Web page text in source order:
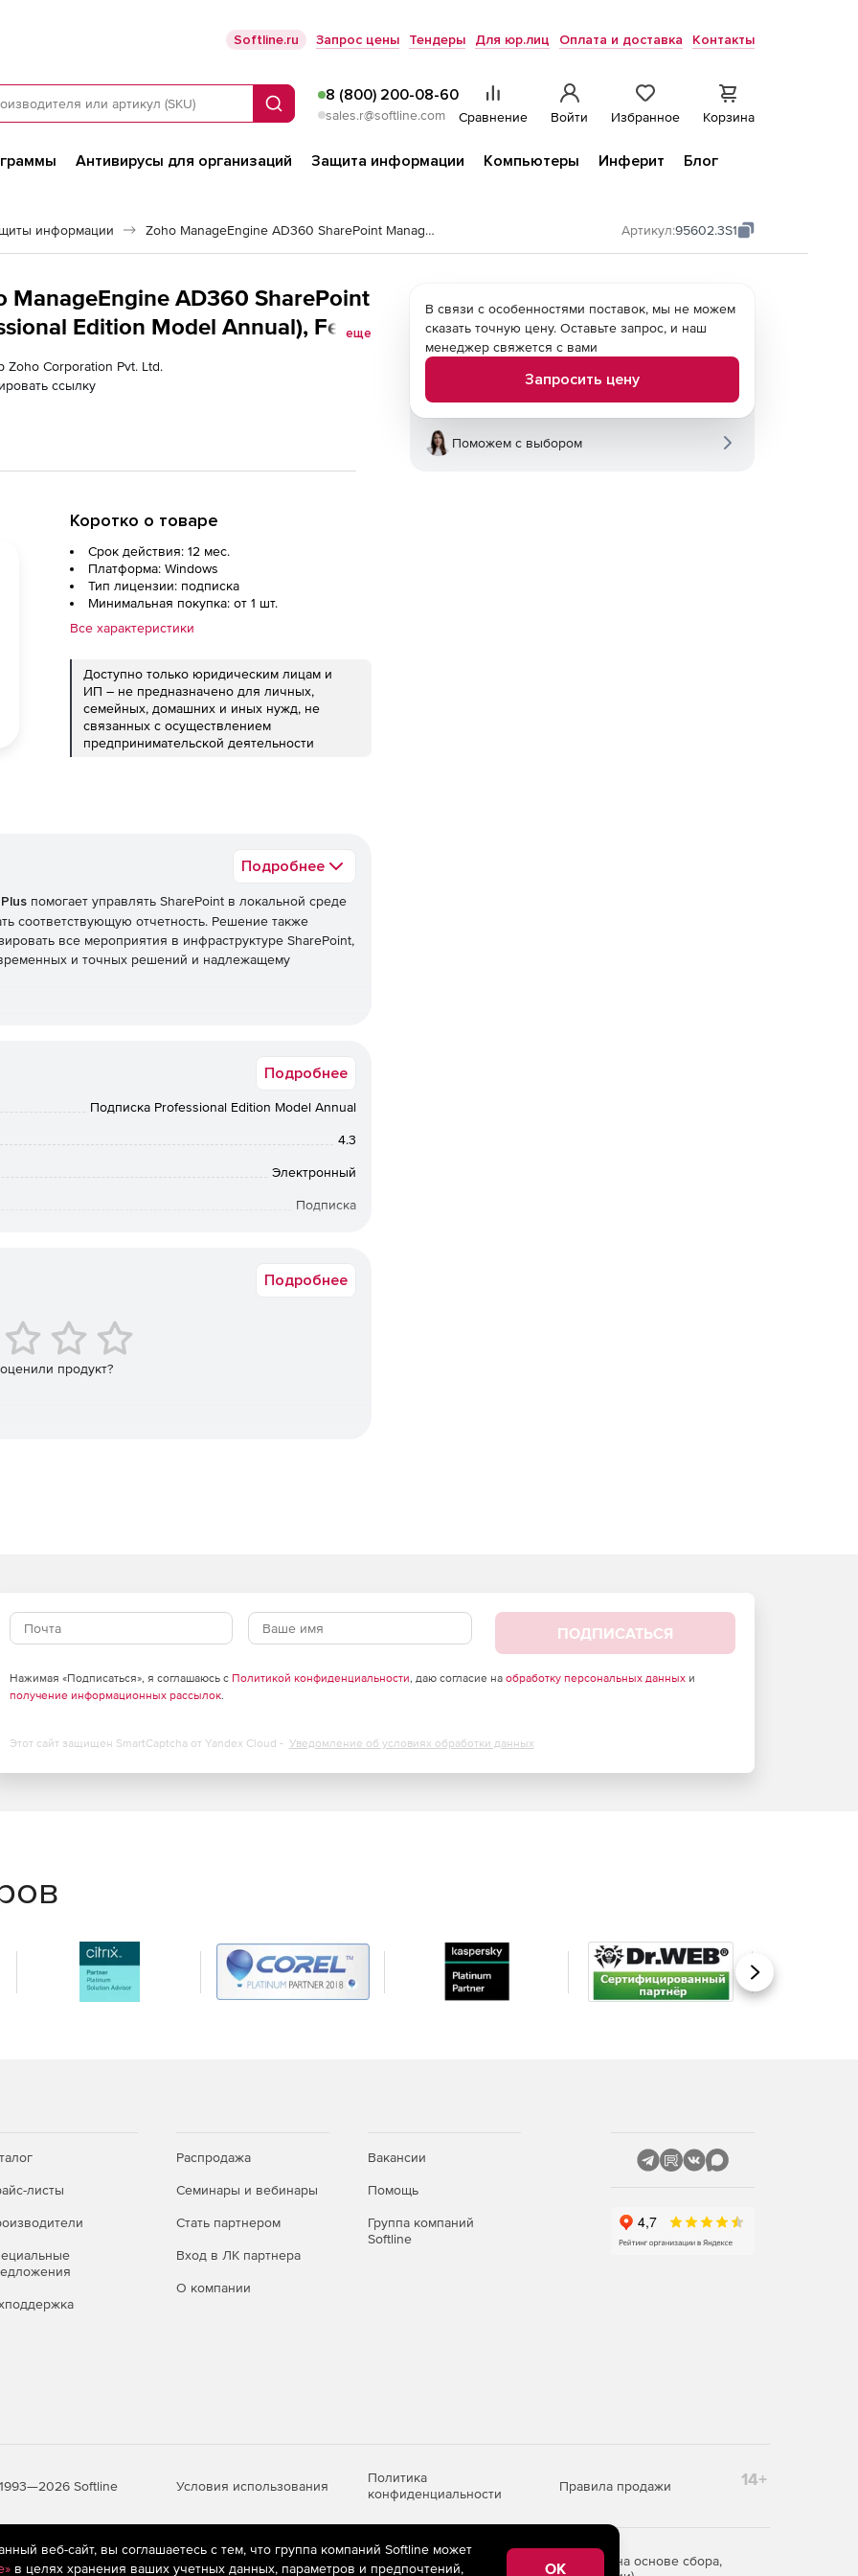
Softline.ru Запрос цены Тендеры Для юр.лиц Оплата и доставка Контакты
Поиск
8 (800) 200-08-60
sales.r@softline.com Сравнение Войти Избранное Корзина
Антивирусы для организаций Защита информации Компьютеры Инферит
Блог
информации Zoho ManageEngine AD360 SharePoint Manager Plus Артикул:95602.3S1
ManageEngine AD360 SharePoint
Edition Model Annual), Feeеще
Zoho Corporation Pvt. Ltd.
ссылку
Коротко о товаре
Срок действия: 12 мес.
Платформа: Windows
Тип лицензии: подписка
Минимальная покупка: от 1 шт.
Все характеристики
Доступно только юридическим лицам и
ИП – не предназначено для личных,
семейных, домашних и иных нужд, не
связанных с осуществлением
предпринимательской деятельности
Подробнее
помогает управлять SharePoint в локальной среде
соответствующую отчетность. Решение также
все мероприятия в инфраструктуре SharePoint,
и точных решений и надлежащему
на уровне безопасности, например изменений
предоставляет подробную информацию при
изменения разрешений, имеющие место на
читаемыми и могут экспортироваться в различных
с готовыми отчетами Office 365 для управления
журналов аудита за любой период времени для
Подробнее
Подписка Professional Edition Model Annual
4.3
Электронный
Подписка
Подробнее
продукт?
В связи с особенностями поставок, мы не можем
сказать точную цену. Оставьте запрос, и наш
менеджер свяжется с вами
Запросить цену
Поможем с выбором
ПОДПИСАТЬСЯ
Нажимая «Подписаться», я соглашаюсь с Политикой конфиденциальности, даю согласие на обработку персональных данныхи
получение информационных рассылок.
Этот сайт защищен SmartCaptcha от Yandex Cloud - Уведомление об условиях обработки данных
Вперед
листы
Распродажа
Семинары и вебинары
Стать партнером
Вход в ЛК партнера
О компании
Вакансии
Помощь
Группа компаний
Softline
Softline Условия использования
Политика
конфиденциальности
Правила продажи 14+
рекомендательные технологии
(информационные технологии предоставления информации на основе сбора,
веб-сайт, вы соглашаетесь с тем, что группа компаний Softline может
в целях хранения ваших учетных данных, параметров и предпочтений, OK